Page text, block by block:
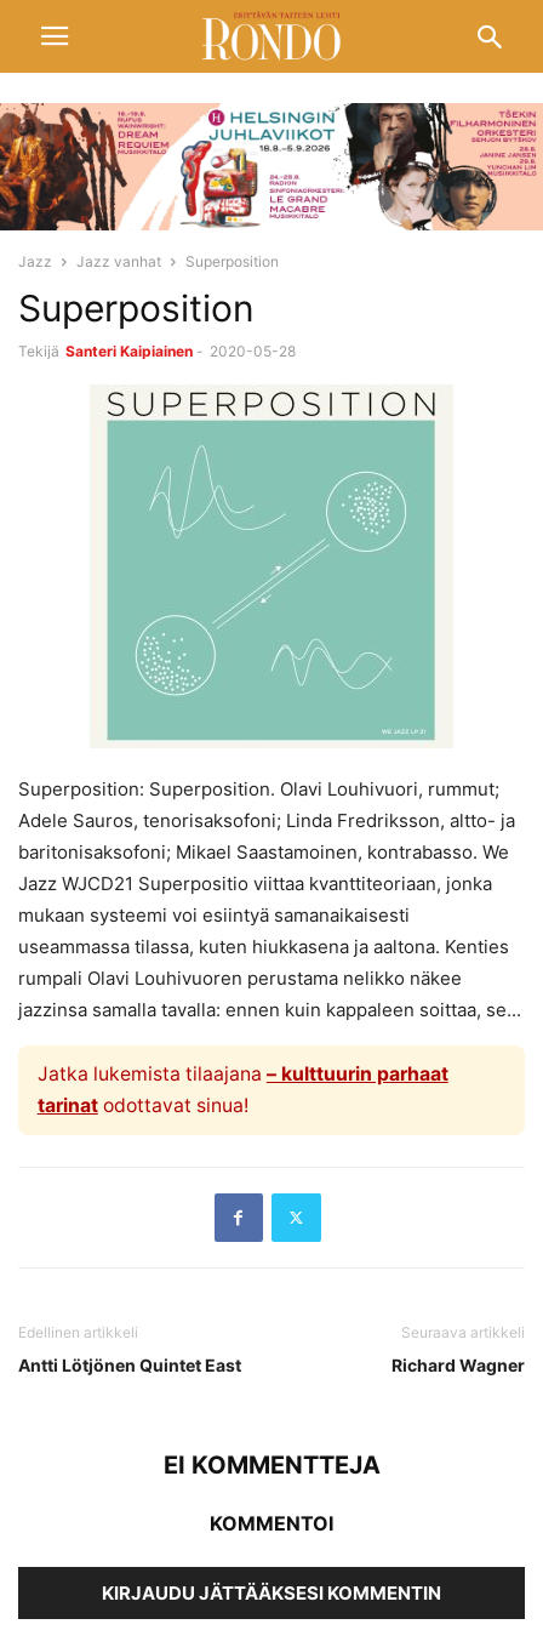
Jazz Jazz vanhat Superposition
Superposition
Tekijä Santeri Kaipiainen - 2020-05-28
Superposition: Superposition. Olavi Louhivuori, rummut;
Adele Sauros, tenorisaksofoni; Linda Fredriksson, altto- ja
baritonisaksofoni; Mikael Saastamoinen, kontrabasso. We
Jazz WJCD21 Superpositio viittaa kvanttiteoriaan, jonka
mukaan systeemi voi esiintyä samanaikaisesti
useammassa tilassa, kuten hiukkasena ja aaltona. Kenties
rumpali Olavi Louhivuoren perustama nelikko näkee
jazzinsa samalla tavalla: ennen kuin kappaleen soittaa, se...
Jatka lukemista tilaajana – kulttuurin parhaat
tarinatodottavat sinua!
Edellinen artikkeli
Antti Lötjönen Quintet East
Seuraava artikkeli
Richard Wagner
EI KOMMENTTEJA
KOMMENTOI
KIRJAUDU JÄTTÄÄKSESI KOMMENTIN